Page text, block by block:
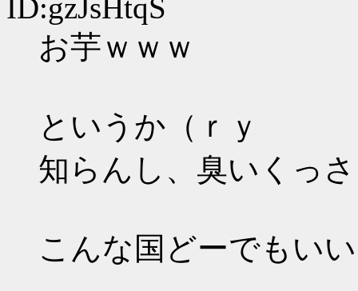
ID:gzJsHtqS
お芋ｗｗｗ
というか（ｒｙ
知らんし、臭いくっ
こんな国どーでもいい